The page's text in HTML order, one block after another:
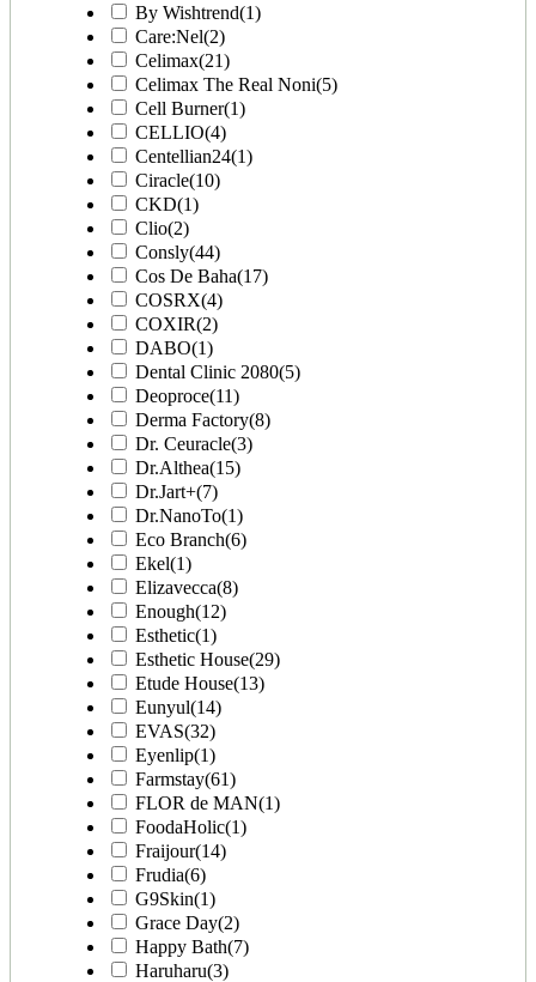
By Wishtrend(1)
Care:Nel(2)
Celimax(21)
Celimax The Real Noni(5)
Cell Burner(1)
CELLIO(4)
Centellian24(1)
Ciracle(10)
CKD(1)
Clio(2)
Consly(44)
Cos De Baha(17)
COSRX(4)
COXIR(2)
DABO(1)
Dental Clinic 2080(5)
Deoproce(11)
Derma Factory(8)
Dr. Ceuracle(3)
Dr.Althea(15)
Dr.Jart+(7)
Dr.NanoTo(1)
Eco Branch(6)
Ekel(1)
Elizavecca(8)
Enough(12)
Esthetic(1)
Esthetic House(29)
Etude House(13)
Eunyul(14)
EVAS(32)
Eyenlip(1)
Farmstay(61)
FLOR de MAN(1)
FoodaHolic(1)
Fraijour(14)
Frudia(6)
G9Skin(1)
Grace Day(2)
Happy Bath(7)
Haruharu(3)